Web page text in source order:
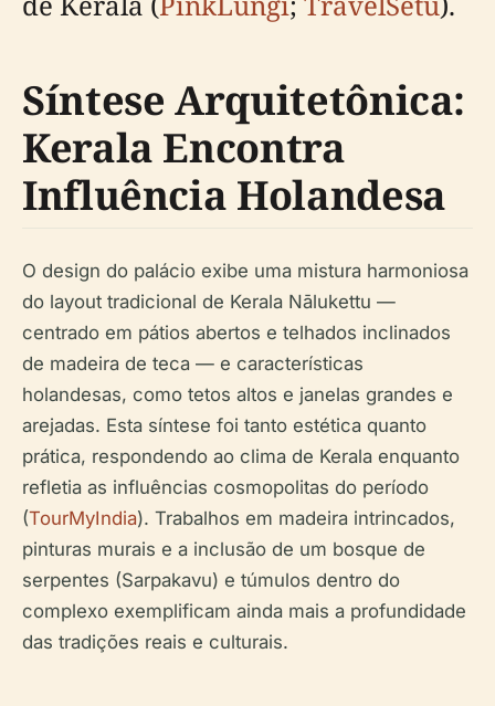
Síntese Arquitetônica:
Kerala Encontra
Influência Holandesa
O design do palácio exibe uma mistura harmoniosa
do layout tradicional de Kerala Nālukettu —
centrado em pátios abertos e telhados inclinados
de madeira de teca — e características
holandesas, como tetos altos e janelas grandes e
arejadas. Esta síntese foi tanto estética quanto
prática, respondendo ao clima de Kerala enquanto
refletia as influências cosmopolitas do período
(TourMyIndia). Trabalhos em madeira intrincados,
pinturas murais e a inclusão de um bosque de
serpentes (Sarpakavu) e túmulos dentro do
complexo exemplificam ainda mais a profundidade
das tradições reais e culturais.